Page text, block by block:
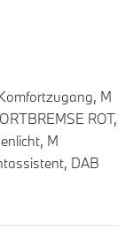
M
ROT,
M
DAB